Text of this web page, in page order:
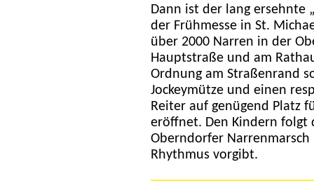
Dann ist der lang ersehnte
der Frühmesse in St.
über 2000 Narren in der
Hauptstraße und am
Ordnung am Straßenrand
Jockeymütze und einen
Reiter auf genügend Platz
eröffnet. Den Kindern folgt
Oberndorfer
Rhythmus vorgibt.